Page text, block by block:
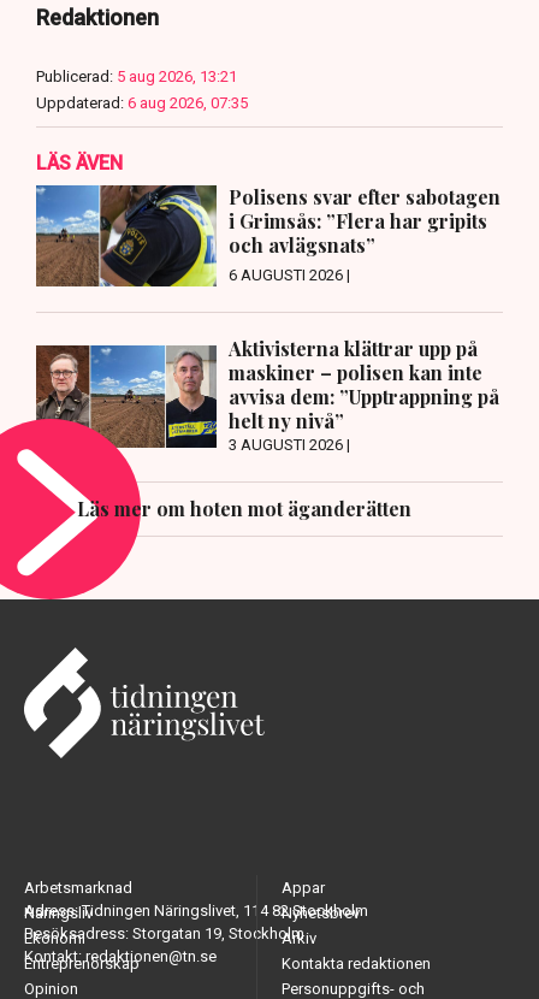
Redaktionen
Publicerad: 5 aug 2026, 13:21
Uppdaterad: 6 aug 2026, 07:35
LÄS ÄVEN
Polisens svar efter sabotagen
i Grimsås: ”Flera har gripits
och avlägsnats”
6 AUGUSTI 2026 |
Aktivisterna klättrar upp på
maskiner – polisen kan inte
avvisa dem: ”Upptrappning på
helt ny nivå”
3 AUGUSTI 2026 |
Läs mer om hoten mot äganderätten
Adress: Tidningen Näringslivet, 114 82 Stockholm
Besöksadress: Storgatan 19, Stockholm
Kontakt: redaktionen@tn.se
Arbetsmarknad
Näringsliv
Ekonomi
Entreprenörskap
Opinion
Appar
Nyhetsbrev
Arkiv
Kontakta redaktionen
Personuppgifts- och